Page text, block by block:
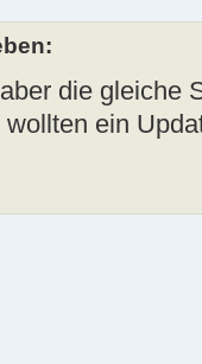
die gleiche
ein